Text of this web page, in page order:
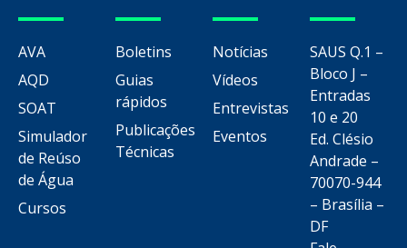
AVA
AQD
SOAT
Simulador
de Reúso
de Água
Cursos
Boletins
Guias
rápidos
Publicações
Técnicas
Notícias
Vídeos
Entrevistas
Eventos
SAUS Q.1 –
Bloco J –
Entradas
10 e 20
Ed. Clésio
Andrade –
70070-944
– Brasília –
DF